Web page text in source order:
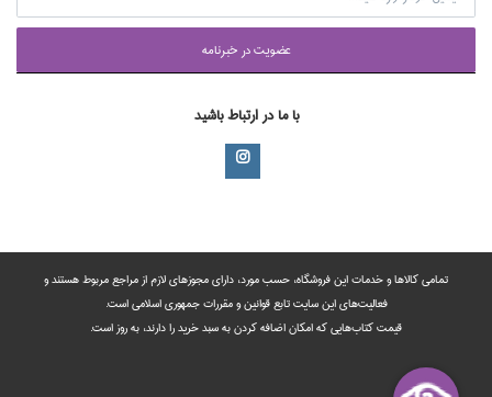
عضويت در خبرنامه
با ما در ارتباط باشید
تمامی‌ کالاها و خدمات این فروشگاه، حسب مورد،‌ دارای مجوزهای لازم از مراجع مربوط هستند ‌و‌‌
فعالیت‌های این سایت تابع قوانین و مقررات جمهوری اسلامی است.
قیمت کتاب‌هایی که امکان اضافه کردن به سبد خرید را دارند،‌ به روز است.